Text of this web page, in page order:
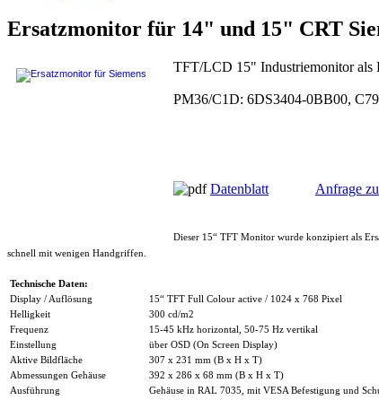
Ersatzmonitor für 14" und 15" CRT
TFT/LCD 15" Industriemonitor als
PM36/C1D: 6DS3404-0BB00,
Datenblatt Anfrage
Dieser 15“ TFT Monitor wurde konzipiert als
schnell mit wenigen Handgriffen.
Technische Daten:
Display / Auflösung
15“ TFT Full Colour active / 1024 x 768 Pixel
Helligkeit
300 cd/m2
Frequenz
15-45 kHz horizontal, 50-75 Hz vertikal
Einstellung
über OSD (On Screen Display)
Aktive Bildfläche
307 x 231 mm (B x H x T)
Abmessungen Gehäuse
392 x 286 x 68 mm (B x H x T)
Ausführung
Gehäuse in RAL 7035, mit VESA Befestigung und